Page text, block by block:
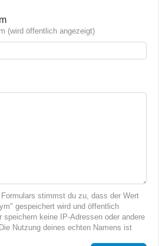
(wird öffentlich angezeigt)
stimmst du zu, dass der Wert
gespeichert wird und öffentlich
speichern keine IP-Adressen oder andere
Nutzung deines echten Namens ist